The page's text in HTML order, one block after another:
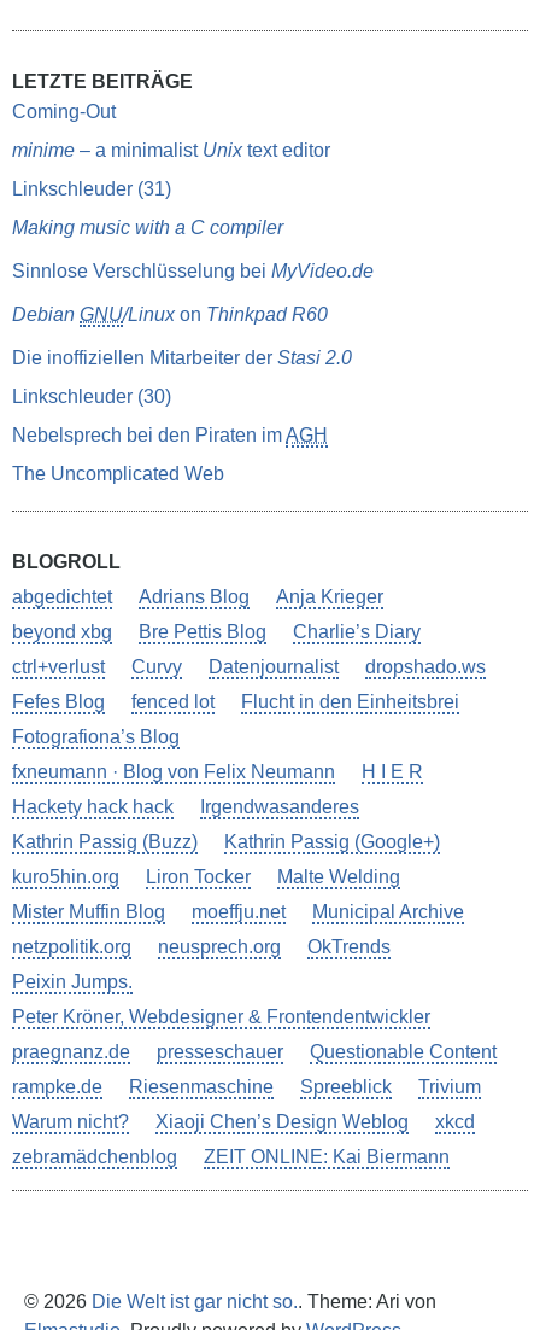
LETZTE BEITRÄGE
Coming-Out
minime – a minimalist Unixtext editor
Linkschleuder (31)
Making music with a C compiler
Sinnlose Verschlüsselung bei MyVideo.de
Debian GNU/Linuxon Thinkpad R60
Die inoffiziellen Mitarbeiter der Stasi 2.0
Linkschleuder (30)
Nebelsprech bei den Piraten imAGH
The Uncomplicated Web
BLOGROLL
abgedichtet
Adrians Blog
Anja Krieger
beyond xbg
Bre Pettis Blog
Charlie’s Diary
ctrl+verlust
Curvy Datenjournalist
dropshado.ws
Fefes Blog
fenced lot
Flucht in den Einheitsbrei
Fotografiona’s Blog
fxneumann · Blog von Felix Neumann
H I E R
Hackety hack hack
Irgendwasanderes
Kathrin Passig (Buzz)
Kathrin Passig (Google+)
kuro5hin.org
Liron Tocker
Malte Welding
Mister Muffin Blog
moeffju.net
Municipal Archive
netzpolitik.org
neusprech.org
OkTrends
Peixin Jumps.
Peter Kröner, Webdesigner & Frontendentwickler
praegnanz.de
presseschauer
Questionable Content
rampke.de
Riesenmaschine Spreeblick
Trivium
Warum nicht?
Xiaoji Chen’s Design Weblog
xkcd
zebramädchenblog
ZEIT ONLINE: Kai Biermann
© 2026 Die Welt ist gar nicht so.. Theme: Ari von